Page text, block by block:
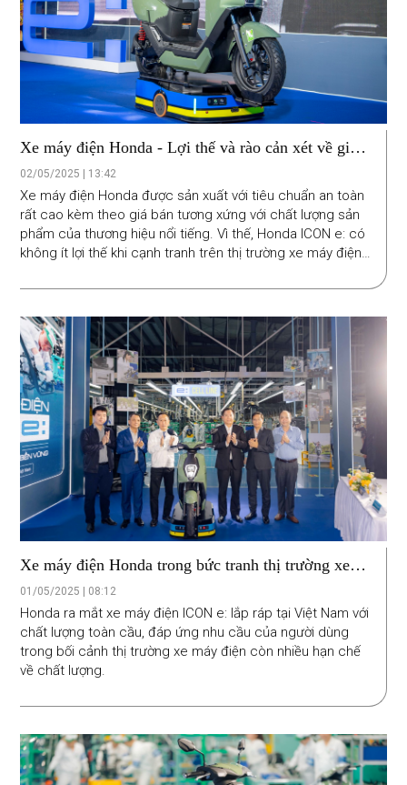
Xe máy điện Honda - Lợi thế và rào cản xét về giá
bán và độ an toàn
02/05/2025 | 13:42
Xe máy điện Honda được sản xuất với tiêu chuẩn an toàn
rất cao kèm theo giá bán tương xứng với chất lượng sản
phẩm của thương hiệu nổi tiếng. Vì thế, Honda ICON e: có
không ít lợi thế khi cạnh tranh trên thị trường xe máy điện
xe máy điện Honda có thể gặp đôi chút khó khăn trong
nhạy cảm về giá như học sinh, sinh viên.
Xe máy điện Honda trong bức tranh thị trường xe
Việt Nam
01/05/2025 | 08:12
Honda ra mắt xe máy điện ICON e: lắp ráp tại Việt Nam với
chất lượng toàn cầu, đáp ứng nhu cầu của người dùng
trong bối cảnh thị trường xe máy điện còn nhiều hạn chế
về chất lượng.